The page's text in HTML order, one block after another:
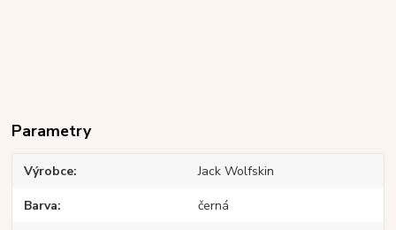
Parametry
Výrobce Jack Wolfskin
Barva černá